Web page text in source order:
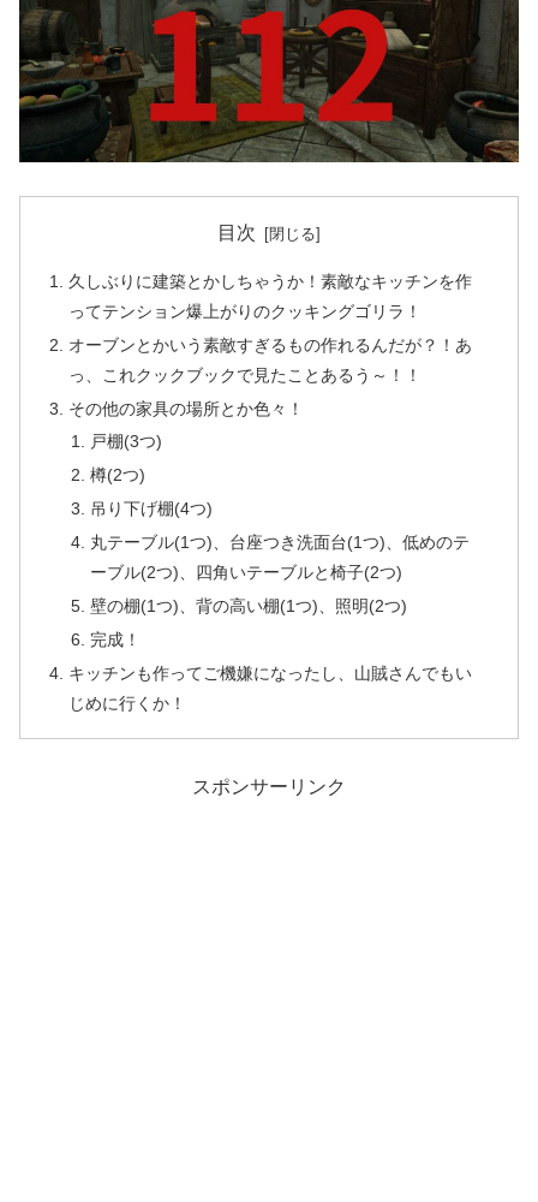
目次
久しぶりに建築とかしちゃうか！素敵なキッチンを作
ってテンション爆上がりのクッキングゴリラ！
オーブンとかいう素敵すぎるもの作れるんだが？！あ
っ、これクックブックで見たことあるう～！！
その他の家具の場所とか色々！
戸棚(3つ)
樽(2つ)
吊り下げ棚(4つ)
丸テーブル(1つ)、台座つき洗面台(1つ)、低めのテ
ーブル(2つ)、四角いテーブルと椅子(2つ)
壁の棚(1つ)、背の高い棚(1つ)、照明(2つ)
完成！
キッチンも作ってご機嫌になったし、山賊さんでもい
じめに行くか！
スポンサーリンク